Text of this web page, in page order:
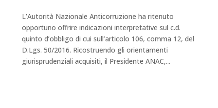
L’Autorità Nazionale Anticorruzione ha ritenuto
opportuno offrire indicazioni interpretative sul c.d.
quinto d’obbligo di cui sull’articolo 106, comma 12, del
D.Lgs. 50/2016. Ricostruendo gli orientamenti
giurisprudenziali acquisiti, il Presidente ANAC,...